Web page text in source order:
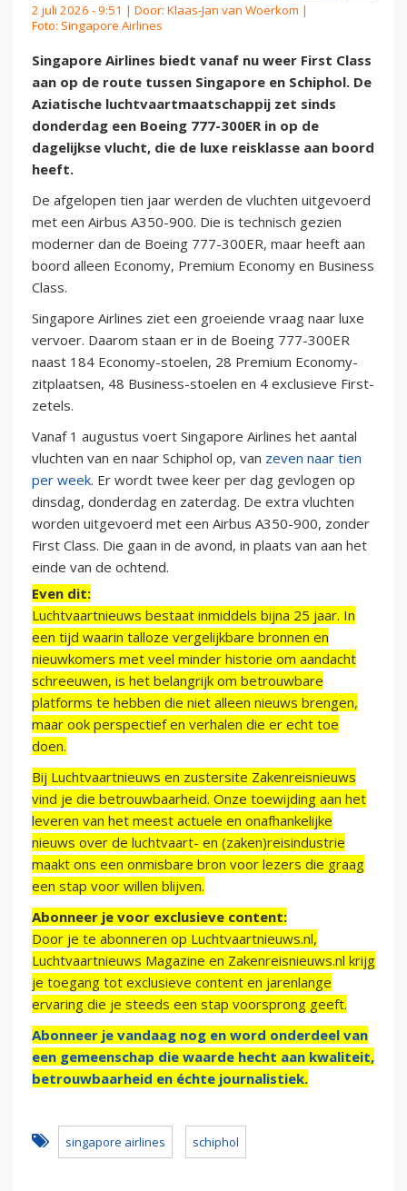
2 juli 2026 - 9:51 | Door: Klaas-Jan van Woerkom |
Foto: Singapore Airlines
Singapore Airlines biedt vanaf nu weer First Class
aan op de route tussen Singapore en Schiphol. De
Aziatische luchtvaartmaatschappij zet sinds
donderdag een Boeing 777-300ER in op de
dagelijkse vlucht, die de luxe reisklasse aan boord
heeft.
De afgelopen tien jaar werden de vluchten uitgevoerd
met een Airbus A350-900. Die is technisch gezien
moderner dan de Boeing 777-300ER, maar heeft aan
boord alleen Economy, Premium Economy en Business
Class.
Singapore Airlines ziet een groeiende vraag naar luxe
vervoer. Daarom staan er in de Boeing 777-300ER
naast 184 Economy-stoelen, 28 Premium Economy-
zitplaatsen, 48 Business-stoelen en 4 exclusieve First-
zetels.
Vanaf 1 augustus voert Singapore Airlines het aantal
vluchten van en naar Schiphol op, van zeven naar tien
per week. Er wordt twee keer per dag gevlogen op
dinsdag, donderdag en zaterdag. De extra vluchten
worden uitgevoerd met een Airbus A350-900, zonder
First Class. Die gaan in de avond, in plaats van aan het
einde van de ochtend.
Even dit:
Luchtvaartnieuws bestaat inmiddels bijna 25 jaar. In
een tijd waarin talloze vergelijkbare bronnen en
nieuwkomers met veel minder historie om aandacht
schreeuwen, is het belangrijk om betrouwbare
platforms te hebben die niet alleen nieuws brengen,
maar ook perspectief en verhalen die er echt toe
doen.
Bij Luchtvaartnieuws en zustersite Zakenreisnieuws
vind je die betrouwbaarheid. Onze toewijding aan het
leveren van het meest actuele en onafhankelijke
nieuws over de luchtvaart- en (zaken)reisindustrie
maakt ons een onmisbare bron voor lezers die graag
een stap voor willen blijven.
Abonneer je voor exclusieve content:
Door je te abonneren op Luchtvaartnieuws.nl,
Luchtvaartnieuws Magazine en Zakenreisnieuws.nl krijg
je toegang tot exclusieve content en jarenlange
ervaring die je steeds een stap voorsprong geeft.
Abonneer je vandaag nog en word onderdeel van
een gemeenschap die waarde hecht aan kwaliteit,
betrouwbaarheid en échte journalistiek.
singapore airlines schiphol